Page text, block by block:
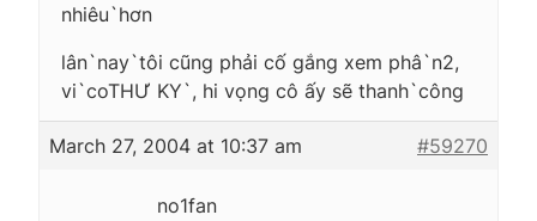
nhiêu`hơn
lân`nay`tôi cũng phải cố gắng xem phâ`n2,
vi`coTHƯ KY`, hi vọng cô ấy sẽ thanh`công
March 27, 2004 at 10:37 am #59270
no1fan